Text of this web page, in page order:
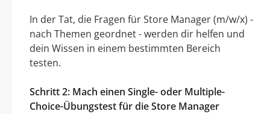
In der Tat, die Fragen für Store Manager (m/w/x) -
nach Themen geordnet - werden dir helfen und
dein Wissen in einem bestimmten Bereich
testen.
Schritt 2: Mach einen Single- oder Multiple-
Choice-Übungstest für die Store Manager